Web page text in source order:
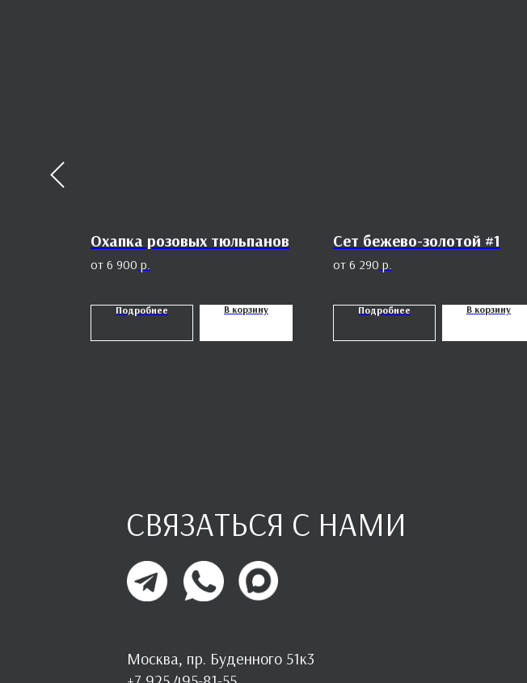
Охапка розовых тюльпанов
6 900 р.
Подробнее В корзину
Сет бежево-золотой #1
6 290 р.
Подробнее В корзину
Москва, пр. Буденного 51к3
СВЯЗАТЬСЯ С НАМИ